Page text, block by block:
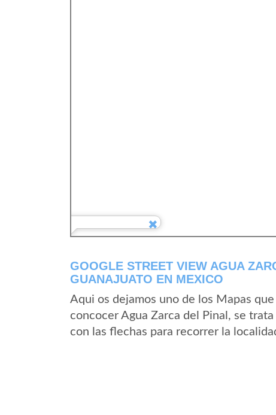
GOOGLE STREET VIEW AGUA
GUANAJUATO EN MEXICO
Aqui os dejamos uno de los Mapas
concocer Agua Zarca del Pinal, se
con las flechas para recorrer la